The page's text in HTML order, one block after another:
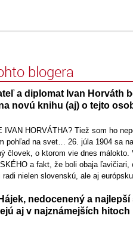
blogera
a diplomat Ivan Horváth
novú knihu (aj) o tejto
IVAN HORVÁTHA? Tiež som ho
pohľad na svet… 26. júla 1904 sa
človek, o ktorom vie dnes
a fakt, že boli obaja
radi nielen slovenskú, ale aj
nedocenený a
aj v najznámejších hitoch